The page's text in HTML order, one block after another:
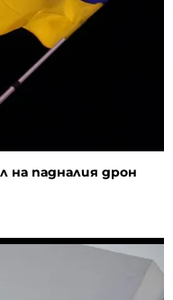
на падналия дрон